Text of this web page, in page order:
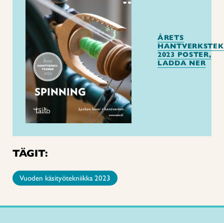
ÅRETS
2023 POSTER,
LADDA NER
TÄGIT:
Vuoden käsityötekniikka 2023